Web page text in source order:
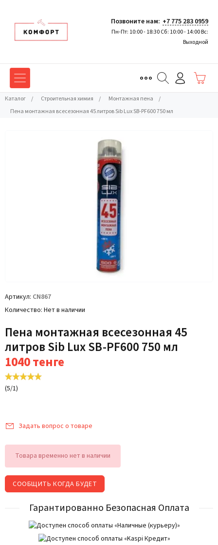
Позвоните нам: +7 775 283 0959
Пн-Пт: 10:00 - 18:30 Сб: 10:00 - 14:00 Вс:
Выходной
Каталог / Строительная химия / Монтажная пена
/
Пена монтажная всесезонная 45 литров Sib Lux SB-PF600 750 мл
Артикул CN867
Количество Нет в наличии
Пена монтажная всесезонная 45
литров Sib Lux SB-PF600 750 мл
1040тенге
(5/1)
Задать вопрос о товаре
Товара временно нет в наличии
СООБЩИТЬ КОГДА БУДЕТ
Гарантированно Безопасная Оплата